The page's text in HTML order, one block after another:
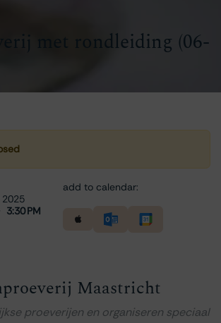
met rondleiding (06-
3:30 PM
add to calendar:
Maastricht
proeverijen en organiseren speciaal